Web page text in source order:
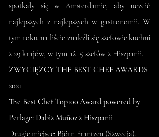
spotkały się w Amsterdamie, aby uczcić
najlepszych z najlepszych w gastronomii. W
tym roku na liście znaleźli się szefowie kuchni
z 29 krajów, w tym aż 15 szefów z Hiszpanii.
ZWYCIĘZCY THE BEST CHEF AWARDS
2021
The Best Chef Top100 Award powered by
Perlage: Dabiz Muñoz z Hiszpanii
Drugie miejsce: Björn Frantzen (Szwecja),